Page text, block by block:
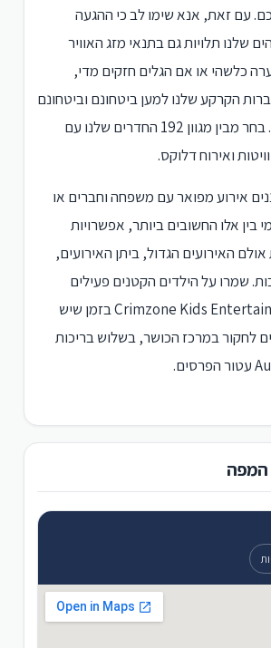
עם זאת, אנא שימו לב כי ההגעה
שלנו תלויות גם בתנאי מזג האוויר
כלשהי או אם הגלים חזקים מדי,
הקרקע שלנו למען ביטחונם וביטחונם
של האורחים שלנו. בחר מבין מגוון 192 החדרים שלנו עם
ואירוח דלוקס.
אירוע מפואר עם משפחה וחברים או
בין אלו החשובים ביותר, אפשרויות
האירועים הגדול, ביתן האירועים,
שמרו על הילדים הקטנים פעילים
ועסוקים ב-Crimzone Kids Entertainment בזמן שיש
לחקור במרכז הכושר, בשלוש בריכות
המפה